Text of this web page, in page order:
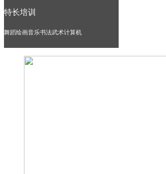
特长培训
舞蹈绘画音乐书法武术计算机